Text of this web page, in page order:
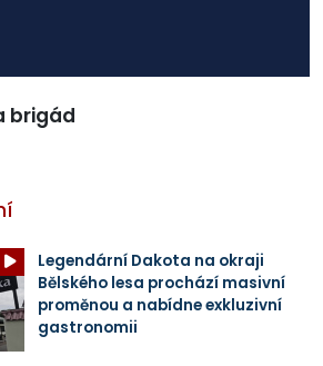
brigád
Legendární Dakota na okraji
Bělského lesa prochází masivní
proměnou a nabídne exkluzivní
gastronomii